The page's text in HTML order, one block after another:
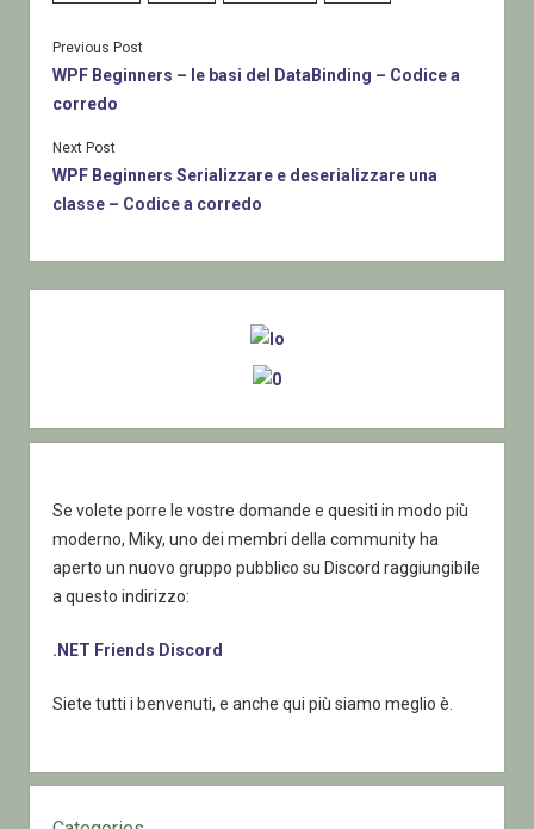
Previous Post
WPF Beginners – le basi del DataBinding – Codice a
corredo
Next Post
WPF Beginners Serializzare e deserializzare una
classe – Codice a corredo
Se volete porre le vostre domande e quesiti in modo più
moderno, Miky, uno dei membri della community ha
aperto un nuovo gruppo pubblico su Discord raggiungibile
a questo indirizzo:
.NET Friends Discord
Siete tutti i benvenuti, e anche qui più siamo meglio è.